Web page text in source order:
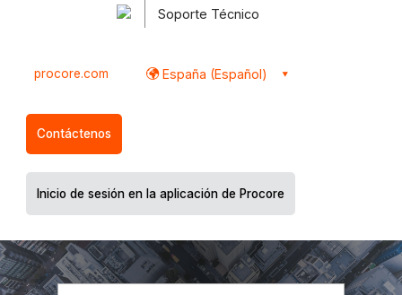
Soporte Técnico
procore.com España (Español)
Contáctenos
Inicio de sesión en la aplicación de Procore